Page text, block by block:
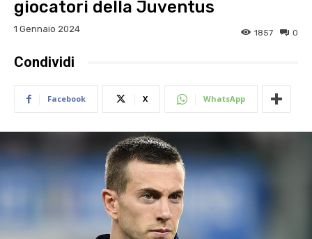
giocatori della Juventus
1 Gennaio 2024 0
1857
Condividi
Facebook X WhatsApp